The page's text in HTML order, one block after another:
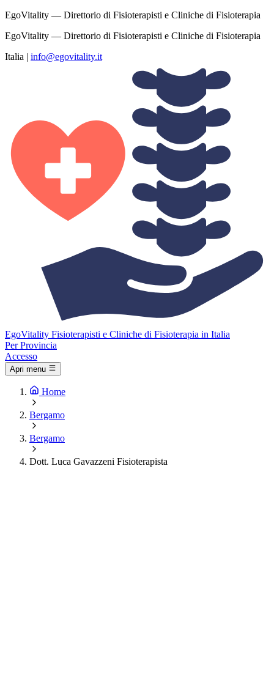
EgoVitality — Direttorio di Fisioterapisti e Cliniche di Fisioterapia
EgoVitality — Direttorio di Fisioterapisti e Cliniche di Fisioterapia
Italia | info@egovitality.it
EgoVitality Fisioterapisti e Cliniche di Fisioterapia in Italia
Per Provincia
Accesso
Apri menu
Home
Bergamo
Bergamo
Dott. Luca Gavazzeni Fisioterapista